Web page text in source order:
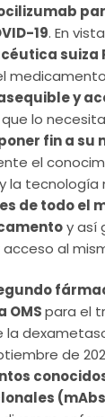
19. En
suiza
y
que lo
fin a su
el
la tecnología
de todo el
y así
al
OMSpara el
la
de